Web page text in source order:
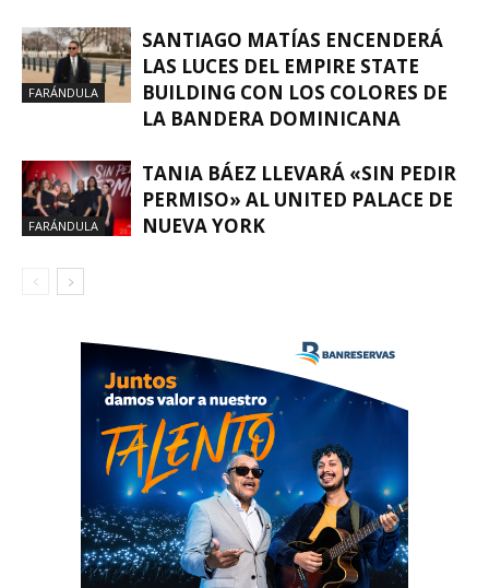
FARÁNDULA
SANTIAGO MATÍAS ENCENDERÁ
LAS LUCES DEL EMPIRE STATE
BUILDING CON LOS COLORES DE
LA BANDERA DOMINICANA
FARÁNDULA
TANIA BÁEZ LLEVARÁ «SIN PEDIR
PERMISO» AL UNITED PALACE DE
NUEVA YORK